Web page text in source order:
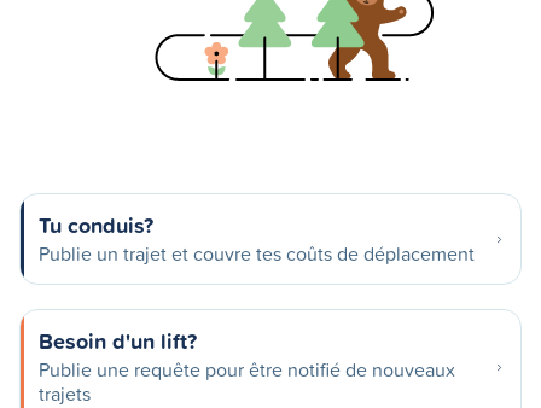
Tu conduis?
Publie un trajet et couvre tes coûts de déplacement
Besoin d'un lift?
Publie une requête pour être notifié de nouveaux
trajets